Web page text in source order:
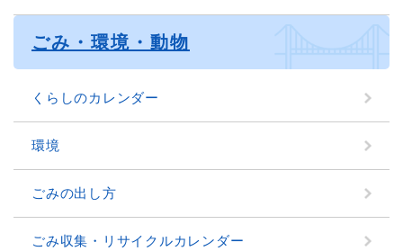
ごみ・環境・動物
くらしのカレンダー
環境
ごみの出し方
ごみ収集・リサイクルカレンダー